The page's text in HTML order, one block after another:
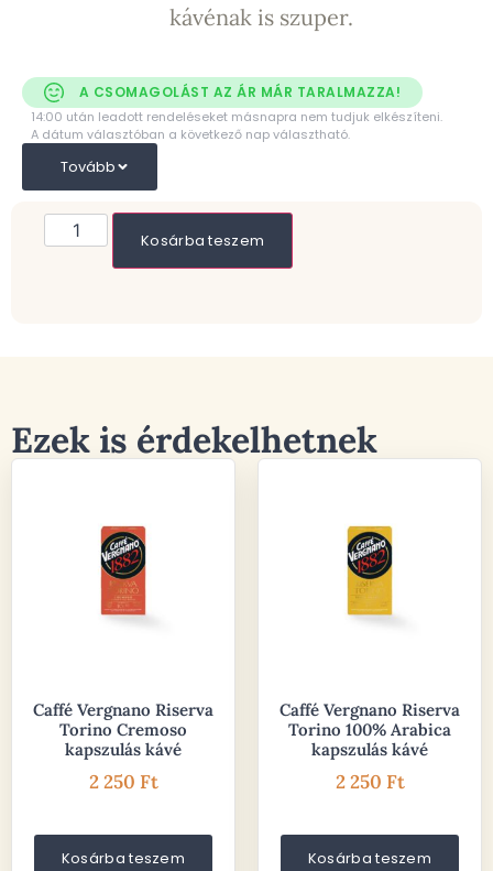
kávénak is szuper.
A CSOMAGOLÁST AZ ÁR MÁR TARALMAZZA!
14:00 után leadott rendeléseket másnapra nem tudjuk elkészíteni.
A dátum választóban a következő nap választható.
Tovább
Kosárba teszem
Ezek is érdekelhetnek
Caffé Vergnano Riserva
Torino Cremoso
kapszulás kávé
2 250 Ft
Kosárba teszem
Caffé Vergnano Riserva
Torino 100% Arabica
kapszulás kávé
2 250 Ft
Kosárba teszem